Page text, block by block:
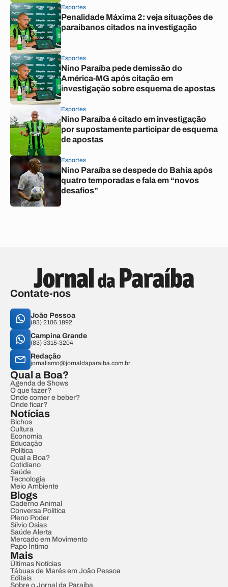
Esportes
Penalidade Máxima 2: veja situações de
paraibanos citados na investigação
Esportes
Nino Paraíba pede demissão do
América-MG após citação em
investigação sobre esquema de apostas
Esportes
Nino Paraíba é citado em investigação
por supostamente participar de esquema
de apostas
Esportes
Nino Paraíba se despede do Bahia após
quatro temporadas e fala em “novos
desafios”
Contate-nos
João Pessoa
(83) 2106.1892
Campina Grande
(83) 3315-3204
Redação
jornalismo@jornaldaparaiba.com.br
Qual a Boa?
Agenda de Shows
O que fazer?
Onde comer e beber?
Onde ficar?
Notícias
Bichos
Cultura
Economia
Educação
Política
Qual a Boa?
Cotidiano
Saúde
Tecnologia
Meio Ambiente
Blogs
Caderno Animal
Conversa Política
Pleno Poder
Sílvio Osias
Saúde Alerta
Mercado em Movimento
Papo Íntimo
Mais
Últimas Notícias
Tábuas de Marés em João Pessoa
Editais
Sobre o Jornal da Paraíba